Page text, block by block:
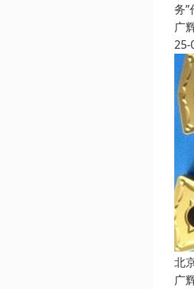
务
广
25-
北
广